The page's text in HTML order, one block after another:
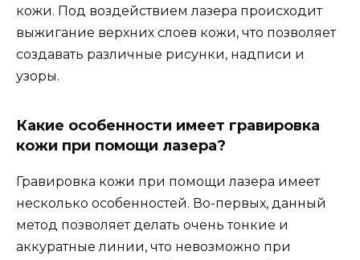
кожи. Под воздействием лазера происходит
выжигание верхних слоев кожи, что позволяет
создавать различные рисунки, надписи и
узоры.
Какие особенности имеет гравировка
кожи при помощи лазера?
Гравировка кожи при помощи лазера имеет
несколько особенностей. Во-первых, данный
метод позволяет делать очень тонкие и
аккуратные линии, что невозможно при